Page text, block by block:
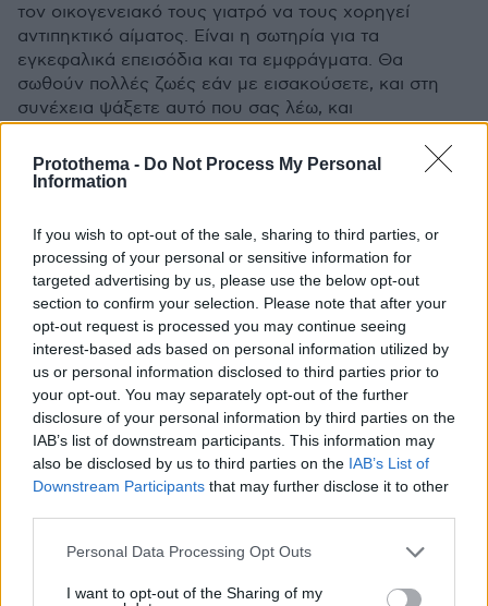
Protothema - Do Not Process My Personal
Information
If you wish to opt-out of the sale, sharing to third parties, or
processing of your personal or sensitive information for
targeted advertising by us, please use the below opt-out
section to confirm your selection. Please note that after your
opt-out request is processed you may continue seeing
interest-based ads based on personal information utilized by
us or personal information disclosed to third parties prior to
your opt-out. You may separately opt-out of the further
disclosure of your personal information by third parties on the
IAB’s list of downstream participants. This information may
also be disclosed by us to third parties on the IAB’s List of
Downstream Participants that may further disclose it to other
Please note that this website/app uses one or more Google
not limited to your visit or usage behaviour. You may click to
Personal Data Processing Opt Outs
I want to opt-out of the Sharing of my
τον οικογενειακό τους γιατρό να τους χορηγεί
αντιπηκτικό αίματος. Είναι η σωτηρία για τα
εγκεφαλικά επεισόδια και τα εμφράγματα. Θα
σωθούν πολλές ζωές εάν με εισακούσετε, και στη
συνέχεια ψάξετε αυτό που σας λέω, και
ΑΠΑΝΤΗΣΗ
Καπετανιος
16.04.2026, 13:25
... περαστικά και γρήγορα Γιώργο.
ΑΠΑΝΤΗΣΗ
ΠΡΟΣΘΗΚΗ ΣΧΟΛΙΟΥ
ΌΝΟΜΑ *